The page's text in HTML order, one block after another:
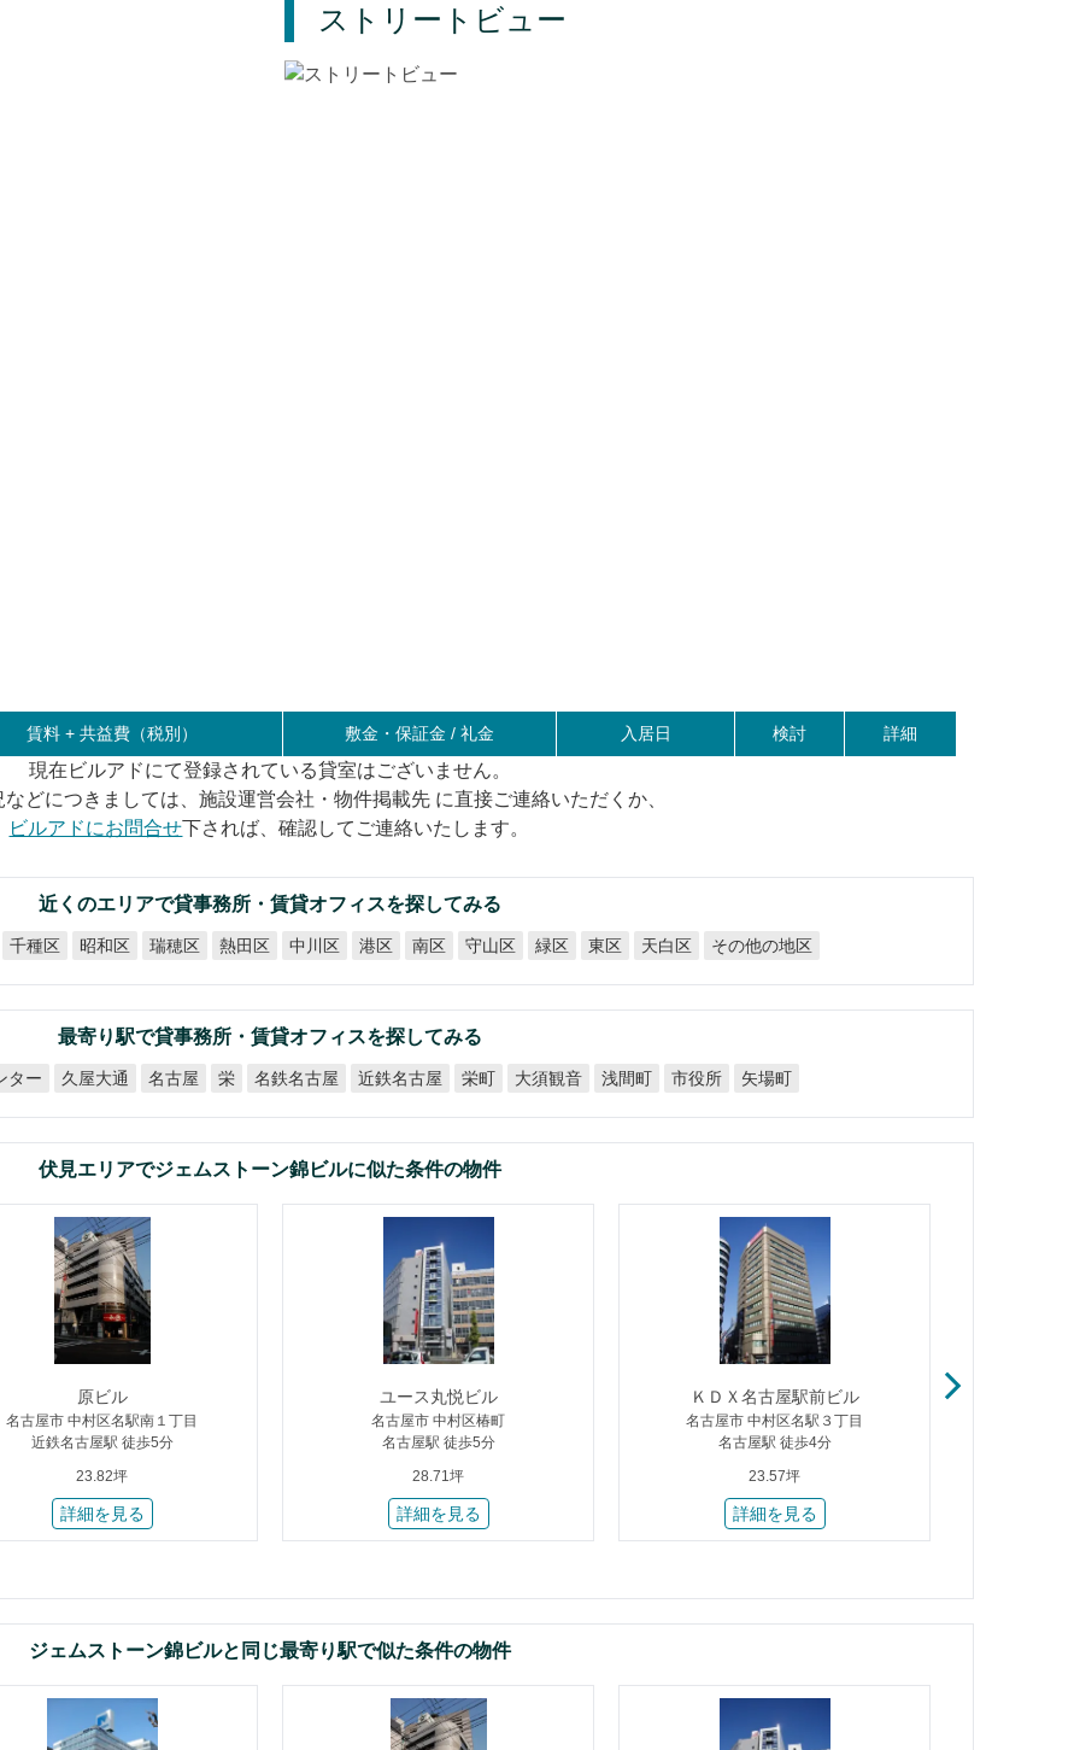
ストリートビュー
賃料 +共益費（税別） 敷金・保証金 / 礼金 入居日 検討 詳細
現在ビルアドにて登録されている貸室はございません。
どにつきましては、施設運営会社・物件掲載先 に直接ご連絡いただくか、
ビルアドにお問合せ下されば、確認してご連絡いたします。
近くのエリアで貸事務所・賃貸オフィスを探してみる
千種区 昭和区 瑞穂区 熱田区 中川区 港区 南区 守山区 緑区 東区 天白区 その他の地区
最寄り駅で貸事務所・賃貸オフィスを探してみる
ター 久屋大通 名古屋 栄 名鉄名古屋 近鉄名古屋 栄町 大須観音 浅間町 市役所 矢場町
伏見エリアでジェムストーン錦ビルに似た条件の物件
原ビル
名古屋市 中村区名駅南１丁目
近鉄名古屋駅 徒歩5分
23.82坪
詳細を見る
ユース丸悦ビル
名古屋市 中村区椿町
名古屋駅 徒歩5分
28.71坪
詳細を見る
ＫＤＸ名古屋駅前ビル
名古屋市 中村区名駅３丁目
名古屋駅 徒歩4分
23.57坪
詳細を見る
ジェムストーン錦ビルと同じ最寄り駅で似た条件の物件